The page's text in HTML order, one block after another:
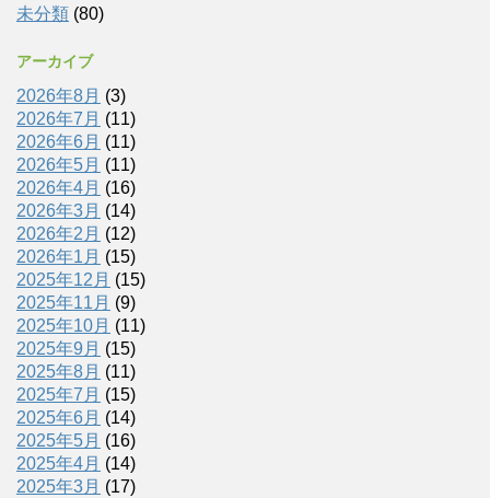
未分類 (80)
アーカイブ
2026年8月 (3)
2026年7月 (11)
2026年6月 (11)
2026年5月 (11)
2026年4月 (16)
2026年3月 (14)
2026年2月 (12)
2026年1月 (15)
2025年12月 (15)
2025年11月 (9)
2025年10月 (11)
2025年9月 (15)
2025年8月 (11)
2025年7月 (15)
2025年6月 (14)
2025年5月 (16)
2025年4月 (14)
2025年3月 (17)